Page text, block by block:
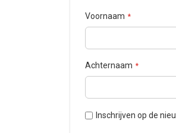
Voornaam
Achternaam
Inschrijven op de